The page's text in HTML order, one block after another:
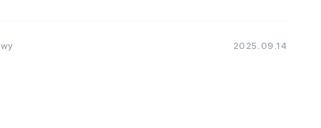
wy 2025.09.14